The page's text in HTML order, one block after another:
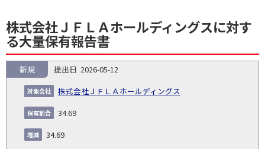
株式会社ＪＦＬＡホールディングスに対す
る大量保有報告書
NO.
告
義
務
発
生
日
提
日
証券
対
有
2026-05-12
株式会社ＪＦＬＡホールディングス
新規
34.69
34.69